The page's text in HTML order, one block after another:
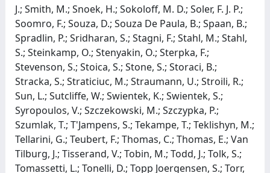
J.; Smith, M.; Snoek, H.; Sokoloff, M. D.; Soler, F. J. P.;
Soomro, F.; Souza, D.; Souza De Paula, B.; Spaan, B.;
Spradlin, P.; Sridharan, S.; Stagni, F.; Stahl, M.; Stahl,
S.; Steinkamp, O.; Stenyakin, O.; Sterpka, F.;
Stevenson, S.; Stoica, S.; Stone, S.; Storaci, B.;
Stracka, S.; Straticiuc, M.; Straumann, U.; Stroili, R.;
Sun, L.; Sutcliffe, W.; Swientek, K.; Swientek, S.;
Syropoulos, V.; Szczekowski, M.; Szczypka, P.;
Szumlak, T.; T'Jampens, S.; Tekampe, T.; Teklishyn, M.;
Tellarini, G.; Teubert, F.; Thomas, C.; Thomas, E.; Van
Tilburg, J.; Tisserand, V.; Tobin, M.; Todd, J.; Tolk, S.;
Tomassetti, L.; Tonelli, D.; Topp Joergensen, S.; Torr,